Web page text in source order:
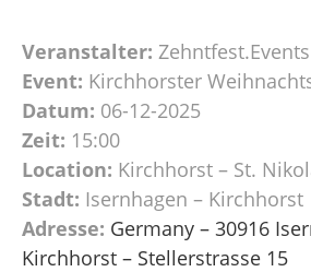
Veranstalter: Zehntfest.Events
Event: Kirchhorster
Datum: 06-12-2025
Zeit: 15:00
Location: Kirchhorst – St.
Stadt: Isernhagen – Kirchhorst
Adresse: Germany – 30916
Kirchhorst – Stellerstrasse 15